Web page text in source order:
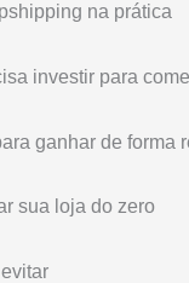
na prática
investir para
ganhar de forma
sua loja do zero